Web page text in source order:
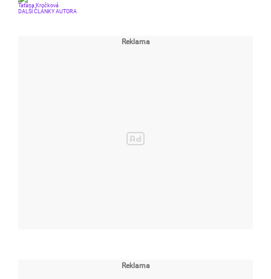
Taťána Kročková
DALŠÍ ČLÁNKY AUTORA